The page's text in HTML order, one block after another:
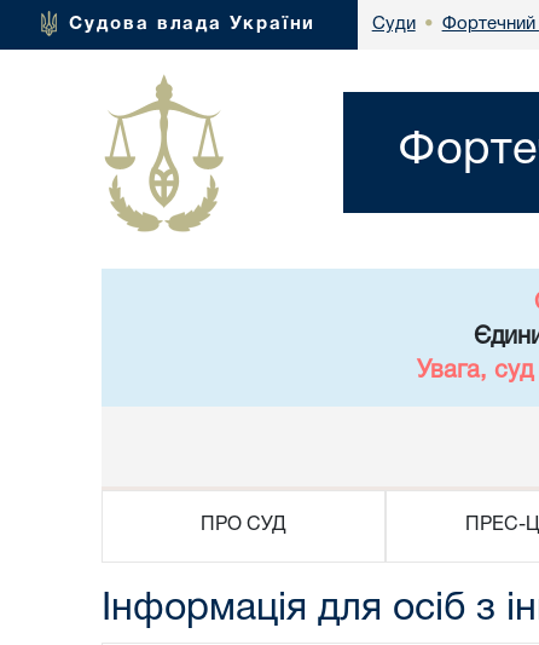
Судова влада України Суди • Фортечний
Увага,
ПРО СУД ПРЕС-
Інформація для осіб з